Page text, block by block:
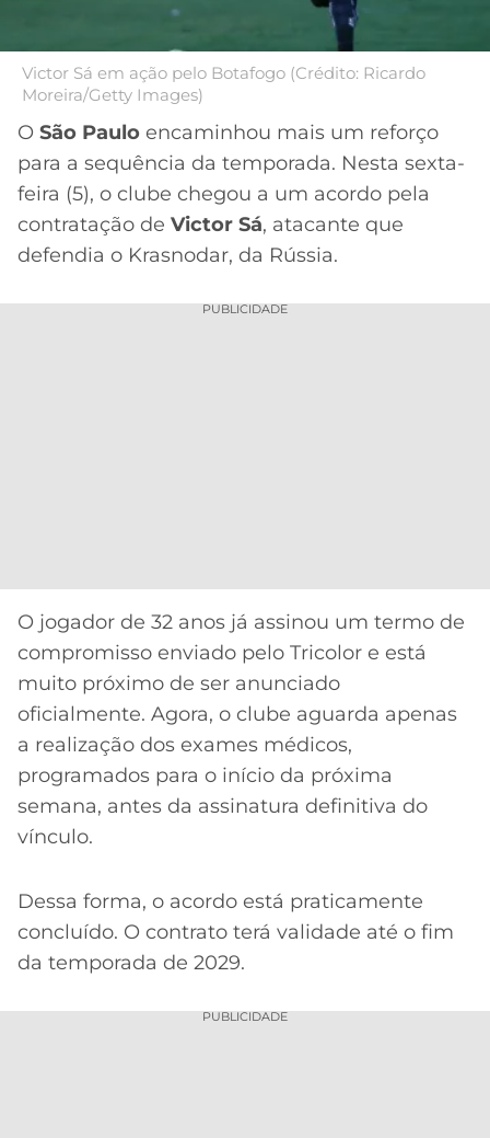
MELHORES
APPS
DE
APOSTAS
CASSINOS
ONLINE
CASSINOS
FLAMENGO
FLUMINENSE
BOTAFOGO
VASCO
LEAGUE
COPA
SUL-
AMERICANA
LIGA
DOS
Victor Sá em ação pelo Botafogo (Crédito: Ricardo
Moreira/Getty Images)
O São Paulo encaminhou mais um reforço
para a sequência da temporada. Nesta sexta-
feira (5), o clube chegou a um acordo pela
contratação de Victor Sá, atacante que
defendia o Krasnodar, da Rússia.
PUBLICIDADE
O jogador de 32 anos já assinou um termo de
compromisso enviado pelo Tricolor e está
muito próximo de ser anunciado
oficialmente. Agora, o clube aguarda apenas
a realização dos exames médicos,
programados para o início da próxima
semana, antes da assinatura definitiva do
vínculo.
Dessa forma, o acordo está praticamente
concluído. O contrato terá validade até o fim
da temporada de 2029.
PUBLICIDADE